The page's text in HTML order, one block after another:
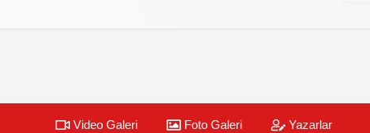
Video Galeri Foto Galeri Yazarlar